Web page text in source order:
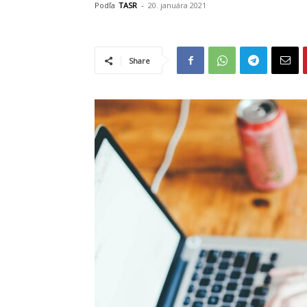
Podľa TASR - 20. januára 2021
Share